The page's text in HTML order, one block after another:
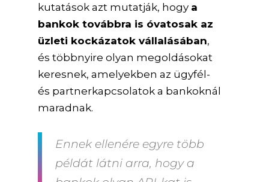
kutatások azt mutatják, hogy a
bankok továbbra is óvatosak az
üzleti kockázatok vállalásában,
és többnyire olyan megoldásokat
keresnek, amelyekben az ügyfél-
és partnerkapcsolatok a bankoknál
maradnak.
Ennek ellenére egyre több
példát látni arra, hogy a